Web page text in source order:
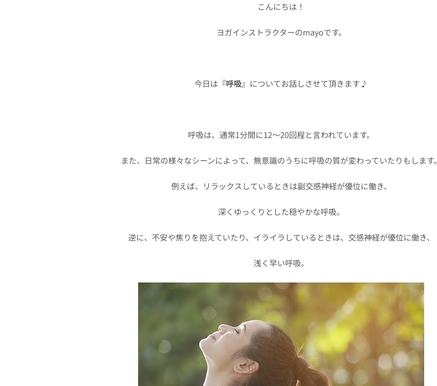
こんにちは！
ヨガインストラクターのmayoです。
今日は 『呼吸』 についてお話しさせて頂きます♪
呼吸は、通常1分間に12〜20回程と言われています。
また、日常の様々なシーンによって、無意識のうちに呼吸の質が変わっていたりもします。
例えば、リラックスしているときは副交感神経が優位に働き、
深くゆっくりとした穏やかな呼吸。
逆に、不安や焦りを抱えていたり、イライラしているときは、交感神経が優位に働き、
浅く早い呼吸。